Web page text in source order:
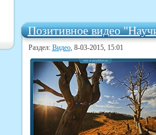
Позитивное видео
Раздел: Видео, 8-03-2015, 15:01